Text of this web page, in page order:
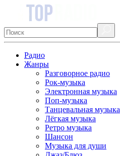
Радио
Жанры
Разговорное радио
Рок-музыка
Электронная музыка
Поп-музыка
Танцевальная музыка
Лёгкая музыка
Ретро музыка
Шансон
Музыка для души